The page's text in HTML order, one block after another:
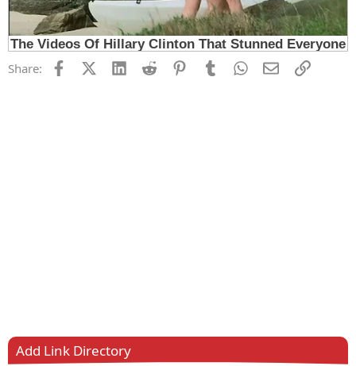
Share: FacebookX (Twitter)
LinkedInReddit PinterestTumblrWhatsApp
EmailLink
Add Link Directory